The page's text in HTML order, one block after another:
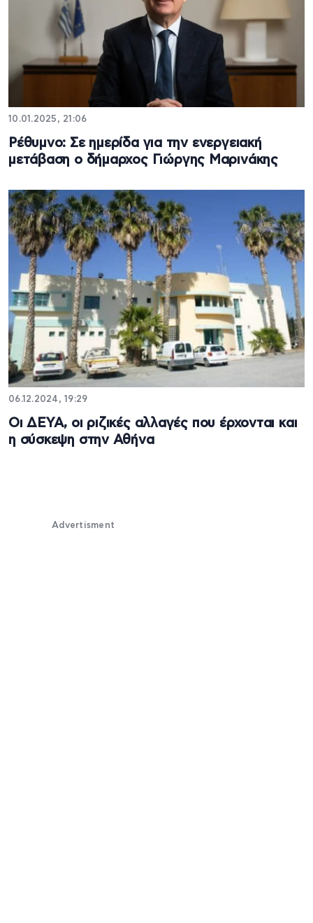
10.01.2025, 21:06
Ρέθυμνο: Σε ημερίδα για την ενεργειακή
μετάβαση ο δήμαρχος Γιώργης Μαρινάκης
06.12.2024, 19:29
Οι ΔΕΥΑ, οι ριζικές αλλαγές που έρχονται και
η σύσκεψη στην Αθήνα
Advertisment